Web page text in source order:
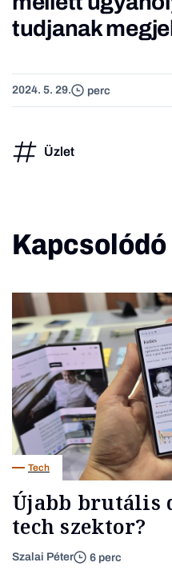
tudjanak
2024. 5. 29. perc
Üzlet
Tech
Újabb brutális
tech szektor?
Szalai Péter 6 perc